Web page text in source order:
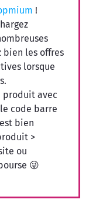
!
bien les offres
lorsque
produit avec
code barre
bien
>
ou
😜